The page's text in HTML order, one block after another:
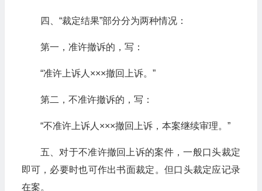
四、“裁定结果”部分分为两种情况：
第一，准许撤诉的，写：
“准许上诉人×××撤回上诉。”
第二，不准许撤诉的，写：
“不准许上诉人×××撤回上诉，本案继续审理。”
五、对于不准许撤回上诉的案件，一般口头裁定
即可，必要时也可作出书面裁定。但口头裁定应记录
在案。